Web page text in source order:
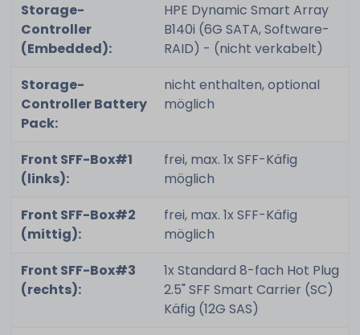
Storage-
Controller
(Embedded):
HPE Dynamic Smart Array
B140i (6G SATA, Software-
RAID) - (nicht verkabelt)
Storage-
Controller Battery
Pack:
nicht enthalten, optional
möglich
Front SFF-Box#1
(links):
frei, max. 1x SFF-Käfig
möglich
Front SFF-Box#2
(mittig):
frei, max. 1x SFF-Käfig
möglich
Front SFF-Box#3
(rechts):
1x Standard 8-fach Hot Plug
2.5" SFF Smart Carrier (SC)
Käfig (12G SAS)